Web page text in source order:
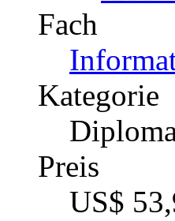
Fach
Kategorie
Preis
US$